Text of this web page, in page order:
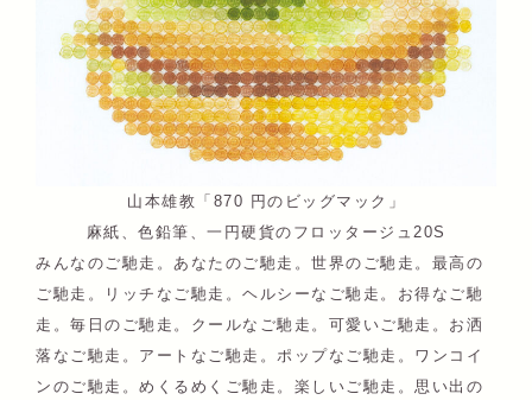
山本雄教「870 円のビッグマック」
麻紙、色鉛筆、一円硬貨のフロッタージュ20S
みんなのご馳走。あなたのご馳走。世界のご馳走。最高の
ご馳走。リッチなご馳走。ヘルシーなご馳走。お得なご馳
走。毎日のご馳走。クールなご馳走。可愛いご馳走。お洒
落なご馳走。アートなご馳走。ポップなご馳走。ワンコイ
ンのご馳走。めくるめくご馳走。楽しいご馳走。思い出の